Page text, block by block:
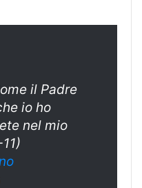
il Padre
io ho
nel mio